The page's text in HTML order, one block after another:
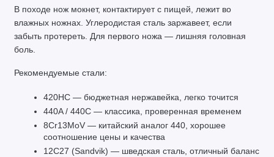
В походе нож мокнет, контактирует с пищей, лежит во
влажных ножнах. Углеродистая сталь заржавеет, если
забыть протереть. Для первого ножа — лишняя головная
боль.
Рекомендуемые стали:
420HC — бюджетная нержавейка, легко точится
440A / 440C — классика, проверенная временем
8Cr13MoV — китайский аналог 440, хорошее
соотношение цены и качества
12C27 (Sandvik) — шведская сталь, отличный баланс